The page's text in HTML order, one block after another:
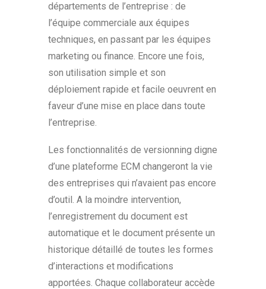
départements de l’entreprise : de
l’équipe commerciale aux équipes
techniques, en passant par les équipes
marketing ou finance. Encore une fois,
son utilisation simple et son
déploiement rapide et facile oeuvrent en
faveur d’une mise en place dans toute
l’entreprise.
Les fonctionnalités de versionning digne
d’une plateforme ECM changeront la vie
des entreprises qui n’avaient pas encore
d’outil. A la moindre intervention,
l’enregistrement du document est
automatique et le document présente un
historique détaillé de toutes les formes
d’interactions et modifications
apportées. Chaque collaborateur accède